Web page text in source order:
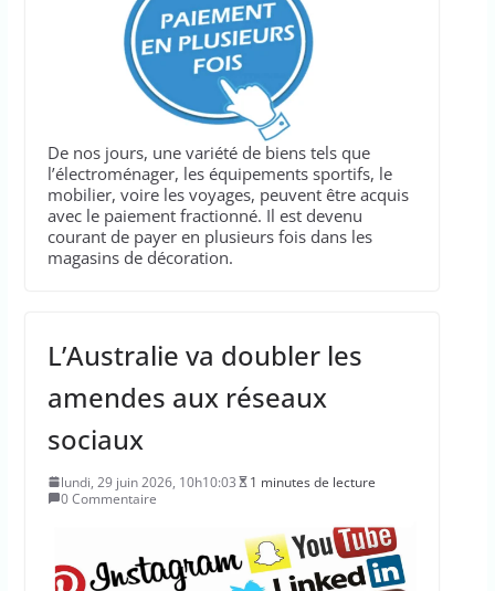
De nos jours, une variété de biens tels que
l’électroménager, les équipements sportifs, le
mobilier, voire les voyages, peuvent être acquis
avec le paiement fractionné. Il est devenu
courant de payer en plusieurs fois dans les
magasins de décoration.
L’Australie va doubler les
amendes aux réseaux
sociaux
lundi, 29 juin 2026, 10h10:03
1 minutes de lecture
0 Commentaire